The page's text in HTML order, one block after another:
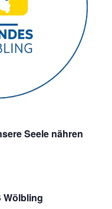
Seele nähren
Wölbling